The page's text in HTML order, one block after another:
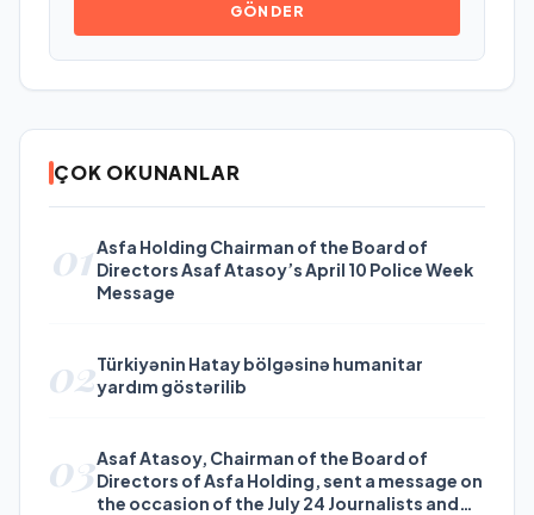
GÖNDER
ÇOK OKUNANLAR
01Asfa Holding Chairman of the Board of
Directors Asaf Atasoy’s April 10 Police Week
Message
02Türkiyənin Hatay bölgəsinə humanitar
yardım göstərilib
03Asaf Atasoy, Chairman of the Board of
Directors of Asfa Holding, sent a message on
the occasion of the July 24 Journalists and